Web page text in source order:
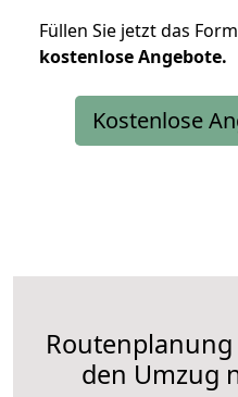
Füllen Sie jetzt das
kostenloseAngebote.
Kostenlose
den Umzug